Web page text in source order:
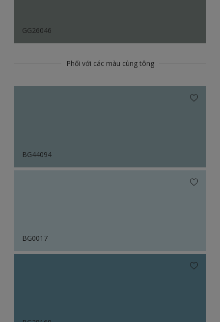
GG26046
Phối với các màu cùng tông
BG44094
BG0017